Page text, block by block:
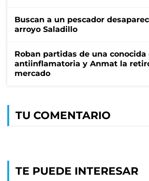
Buscan a un pescador
arroyo Saladillo
Roban partidas de una conocida
antiinflamatoria y Anmat la
mercado
TU COMENTARIO
TE PUEDE INTERESAR